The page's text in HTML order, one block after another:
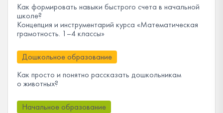
Как формировать навыки быстрого счета в начальной
школе?
Концепция и инструментарий курса «Математическая
грамотность. 1–4 классы»
Дошкольное образование
Как просто и понятно рассказать дошкольникам
о животных?
Начальное образование